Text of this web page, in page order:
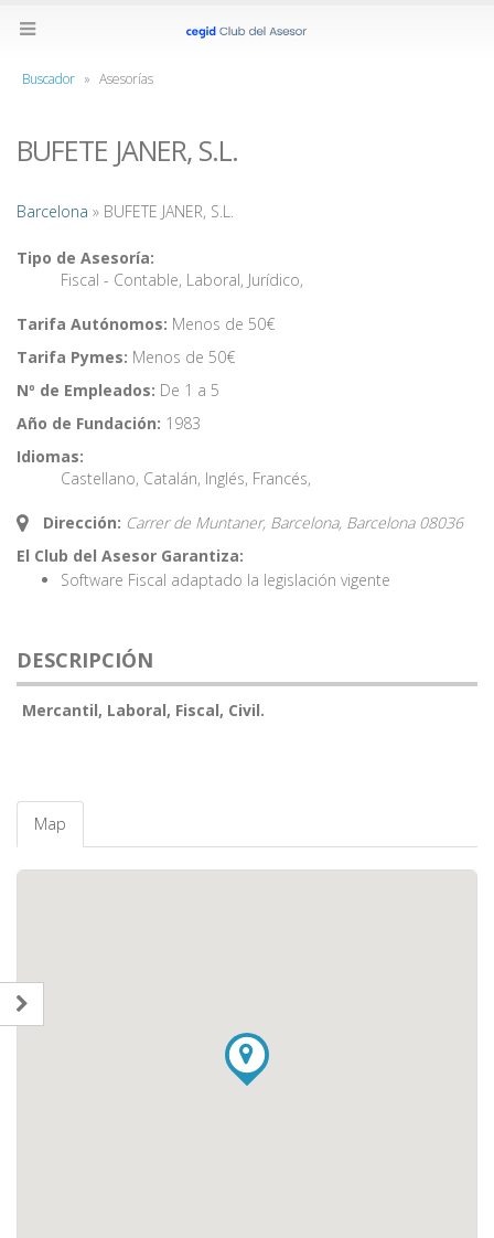
Buscador » Asesorías
BUFETE JANER, S.L.
Barcelona » BUFETE JANER, S.L.
Tipo de Asesoría:
Fiscal - Contable, Laboral, Jurídico,
Tarifa Autónomos: Menos de 50€
Tarifa Pymes: Menos de 50€
Nº de Empleados: De 1 a 5
Año de Fundación: 1983
Idiomas:
Castellano, Catalán, Inglés, Francés,
Dirección: Carrer de Muntaner, Barcelona, Barcelona 08036
El Club del Asesor Garantiza:
Software Fiscal adaptado la legislación vigente
DESCRIPCIÓN
Mercantil, Laboral, Fiscal, Civil.
Map